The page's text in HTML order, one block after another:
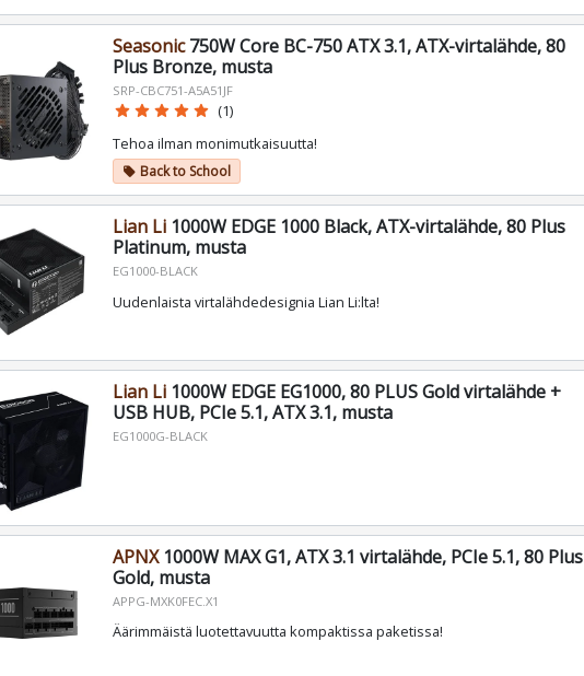
Seasonic750W Core BC-750 ATX 3.1, ATX-virtalähde, 80
Plus Bronze, musta
SRP-CBC751-A5A51JF
star star star star star (1)
Tehoa ilman monimutkaisuutta!
local_offer Back to School
Lian Li1000W EDGE 1000 Black, ATX-virtalähde, 80 Plus
Platinum, musta
EG1000-BLACK
Uudenlaista virtalähdedesignia Lian Li:lta!
Lian Li1000W EDGE EG1000, 80 PLUS Gold virtalähde +
USB HUB, PCIe 5.1, ATX 3.1, musta
EG1000G-BLACK
APNX1000W MAX G1, ATX 3.1 virtalähde, PCIe 5.1, 80 Plus
Gold, musta
APPG-MXK0FEC.X1
Äärimmäistä luotettavuutta kompaktissa paketissa!